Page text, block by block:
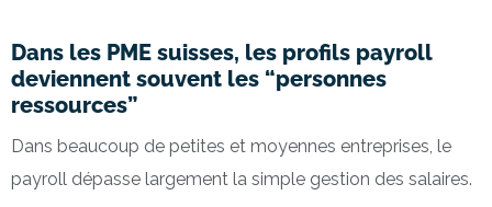
Dans les PME suisses, les profils payroll
deviennent souvent les “personnes
ressources”
Dans beaucoup de petites et moyennes entreprises, le
payroll dépasse largement la simple gestion des salaires.